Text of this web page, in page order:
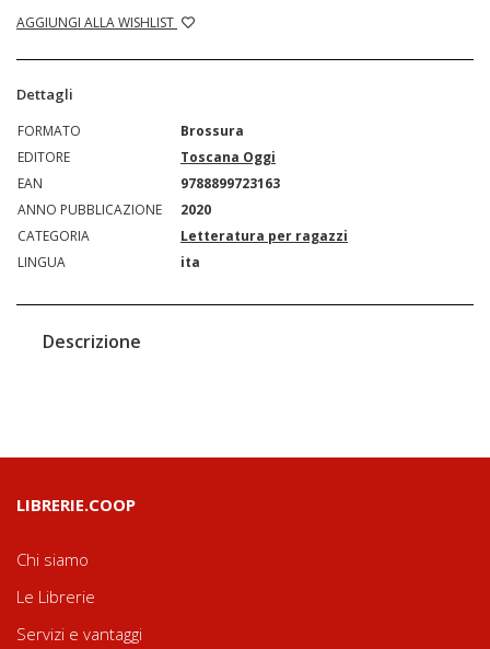
AGGIUNGI ALLA WISHLIST
Dettagli
FORMATO
Brossura
EDITORE
Toscana Oggi
EAN
9788899723163
ANNO PUBBLICAZIONE
2020
CATEGORIA
Letteratura per ragazzi
LINGUA
ita
Descrizione
LIBRERIE.COOP
Chi siamo
Le Librerie
Servizi e vantaggi